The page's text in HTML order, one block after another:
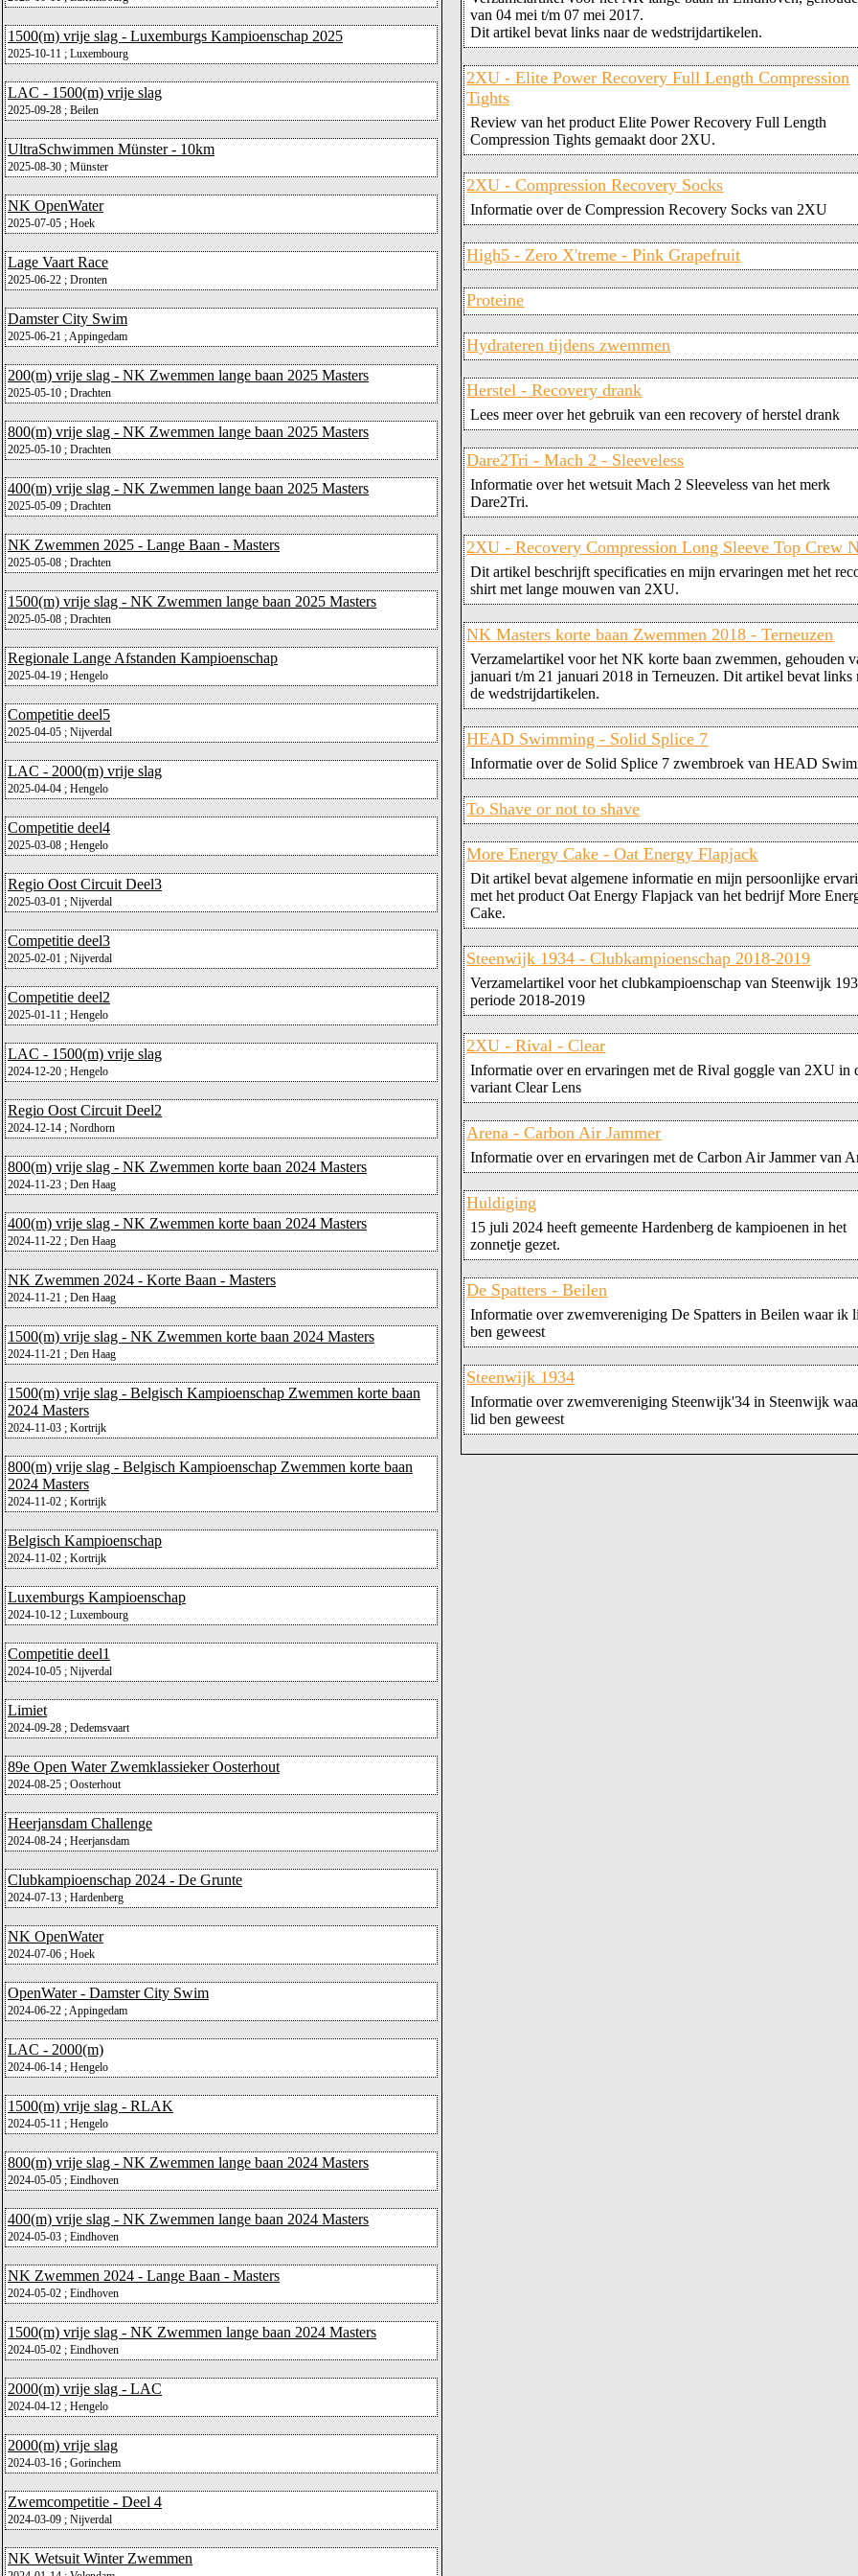
1500(m) vrije slag - Luxemburgs Kampioenschap 2025
2025-10-11 ; Luxembourg
LAC - 1500(m) vrije slag
2025-09-28 ; Beilen
UltraSchwimmen Münster - 10km
2025-08-30 ; Münster
NK OpenWater
2025-07-05 ; Hoek
Lage Vaart Race
2025-06-22 ; Dronten
Damster City Swim
2025-06-21 ; Appingedam
200(m) vrije slag - NK Zwemmen lange baan 2025 Masters
2025-05-10 ; Drachten
800(m) vrije slag - NK Zwemmen lange baan 2025 Masters
2025-05-10 ; Drachten
400(m) vrije slag - NK Zwemmen lange baan 2025 Masters
2025-05-09 ; Drachten
NK Zwemmen 2025 - Lange Baan - Masters
2025-05-08 ; Drachten
1500(m) vrije slag - NK Zwemmen lange baan 2025 Masters
2025-05-08 ; Drachten
Regionale Lange Afstanden Kampioenschap
2025-04-19 ; Hengelo
Competitie deel5
2025-04-05 ; Nijverdal
LAC - 2000(m) vrije slag
2025-04-04 ; Hengelo
Competitie deel4
2025-03-08 ; Hengelo
Regio Oost Circuit Deel3
2025-03-01 ; Nijverdal
Competitie deel3
2025-02-01 ; Nijverdal
Competitie deel2
2025-01-11 ; Hengelo
LAC - 1500(m) vrije slag
2024-12-20 ; Hengelo
Regio Oost Circuit Deel2
2024-12-14 ; Nordhorn
800(m) vrije slag - NK Zwemmen korte baan 2024 Masters
2024-11-23 ; Den Haag
400(m) vrije slag - NK Zwemmen korte baan 2024 Masters
2024-11-22 ; Den Haag
NK Zwemmen 2024 - Korte Baan - Masters
2024-11-21 ; Den Haag
1500(m) vrije slag - NK Zwemmen korte baan 2024 Masters
2024-11-21 ; Den Haag
1500(m) vrije slag - Belgisch Kampioenschap Zwemmen korte baan
2024 Masters
2024-11-03 ; Kortrijk
800(m) vrije slag - Belgisch Kampioenschap Zwemmen korte baan
2024 Masters
2024-11-02 ; Kortrijk
Belgisch Kampioenschap
2024-11-02 ; Kortrijk
Luxemburgs Kampioenschap
2024-10-12 ; Luxembourg
Competitie deel1
2024-10-05 ; Nijverdal
Limiet
2024-09-28 ; Dedemsvaart
89e Open Water Zwemklassieker Oosterhout
2024-08-25 ; Oosterhout
Heerjansdam Challenge
2024-08-24 ; Heerjansdam
Clubkampioenschap 2024 - De Grunte
2024-07-13 ; Hardenberg
NK OpenWater
2024-07-06 ; Hoek
OpenWater - Damster City Swim
2024-06-22 ; Appingedam
LAC - 2000(m)
2024-06-14 ; Hengelo
1500(m) vrije slag - RLAK
2024-05-11 ; Hengelo
800(m) vrije slag - NK Zwemmen lange baan 2024 Masters
2024-05-05 ; Eindhoven
400(m) vrije slag - NK Zwemmen lange baan 2024 Masters
2024-05-03 ; Eindhoven
NK Zwemmen 2024 - Lange Baan - Masters
2024-05-02 ; Eindhoven
1500(m) vrije slag - NK Zwemmen lange baan 2024 Masters
2024-05-02 ; Eindhoven
2000(m) vrije slag - LAC
2024-04-12 ; Hengelo
2000(m) vrije slag
2024-03-16 ; Gorinchem
Zwemcompetitie - Deel 4
2024-03-09 ; Nijverdal
NK Wetsuit Winter Zwemmen
van 04 mei t/m 07 mei 2017.
Dit artikel bevat links naar de wedstrijdartikelen.
2XU - Elite Power Recovery Full Length Compression
Tights
Review van het product Elite Power Recovery Full Length
Compression Tights gemaakt door 2XU.
2XU - Compression Recovery Socks
Informatie over de Compression Recovery Socks van 2XU
High5 - Zero X'treme - Pink Grapefruit
Proteine
Hydrateren tijdens zwemmen
Herstel - Recovery drank
Lees meer over het gebruik van een recovery of herstel drank
Dare2Tri - Mach 2 - Sleeveless
Informatie over het wetsuit Mach 2 Sleeveless van het merk
Dare2Tri.
2XU - Recovery Compression Long Sleeve Top Crew
Dit artikel beschrijft specificaties en mijn ervaringen met het
shirt met lange mouwen van 2XU.
NK Masters korte baan Zwemmen 2018 - Terneuzen
Verzamelartikel voor het NK korte baan zwemmen, gehouden
januari t/m 21 januari 2018 in Terneuzen. Dit artikel bevat links
de wedstrijdartikelen.
HEAD Swimming - Solid Splice 7
Informatie over de Solid Splice 7 zwembroek van HEAD
To Shave or not to shave
More Energy Cake - Oat Energy Flapjack
Dit artikel bevat algemene informatie en mijn persoonlijke
met het product Oat Energy Flapjack van het bedrijf More
Cake.
Steenwijk 1934 - Clubkampioenschap 2018-2019
Verzamelartikel voor het clubkampioenschap van Steenwijk
periode 2018-2019
2XU - Rival - Clear
Informatie over en ervaringen met de Rival goggle van 2XU in
variant Clear Lens
Arena - Carbon Air Jammer
Informatie over en ervaringen met de Carbon Air Jammer van
Huldiging
15 juli 2024 heeft gemeente Hardenberg de kampioenen in het
zonnetje gezet.
De Spatters - Beilen
Informatie over zwemvereniging De Spatters in Beilen waar ik
ben geweest
Steenwijk 1934
Informatie over zwemvereniging Steenwijk'34 in Steenwijk
lid ben geweest